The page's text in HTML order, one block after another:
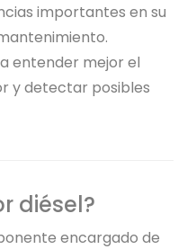
importantes en su
entender mejor el
y detectar posibles
diésel?
encargado de